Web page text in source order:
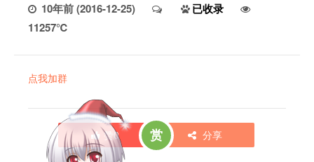
10年前 (2016-12-25)
已收录
11257℃
点我加群
赞0 赏 分享